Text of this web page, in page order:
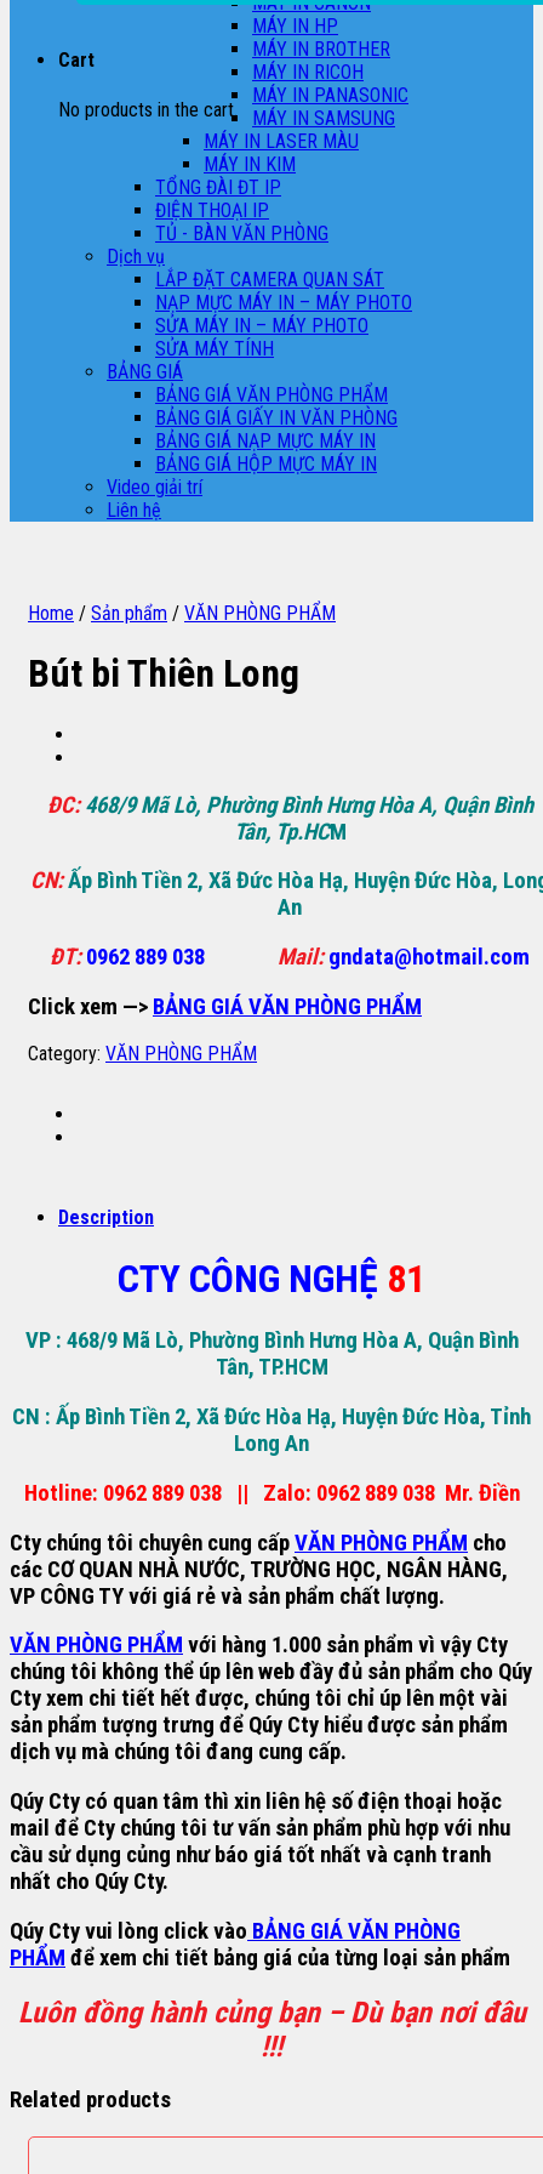
Cart
No products in the cart.
MÁY IN HP
MÁY IN BROTHER
MÁY IN RICOH
MÁY IN PANASONIC
MÁY IN SAMSUNG
MÁY IN LASER MÀU
MÁY IN KIM
TỔNG ĐÀI ĐT IP
ĐIỆN THOẠI IP
TỦ - BÀN VĂN PHÒNG
Dịch vụ
LẮP ĐẶT CAMERA QUAN SÁT
NẠP MỰC MÁY IN – MÁY PHOTO
SỬA MÁY IN – MÁY PHOTO
SỬA MÁY TÍNH
BẢNG GIÁ
BẢNG GIÁ VĂN PHÒNG PHẨM
BẢNG GIÁ GIẤY IN VĂN PHÒNG
BẢNG GIÁ NẠP MỰC MÁY IN
BẢNG GIÁ HỘP MỰC MÁY IN
Video giải trí
Liên hệ
Home / Sản phẩm / VĂN PHÒNG PHẨM
Bút bi Thiên Long
ĐC: 468/9 Mã Lò, Phường Bình Hưng Hòa A, Quận Bình
Tân, Tp.HCM
CN:Ấp Bình Tiền 2, Xã Đức Hòa Hạ, Huyện Đức Hòa,
An
ĐT: 0962 889 038 Mail: gndata@hotmail.com
Click xem —> BẢNG GIÁ VĂN PHÒNG PHẨM
Category: VĂN PHÒNG PHẨM
Description
CTY CÔNG NGHỆ 81
VP : 468/9 Mã Lò, Phường Bình Hưng Hòa A, Quận Bình
Tân, TP.HCM
CN : Ấp Bình Tiền 2, Xã Đức Hòa Hạ, Huyện Đức Hòa, Tỉnh
Long An
Hotline: 0962 889 038 || Zalo: 0962 889 038 Mr. Điền
Cty chúng tôi chuyên cung cấpVĂN PHÒNG PHẨM cho
các CƠ QUAN NHÀ NƯỚC, TRƯỜNG HỌC, NGÂN HÀNG,
VP CÔNG TY với giá rẻ và sản phẩm chất lượng.
VĂN PHÒNG PHẨM với hàng 1.000 sản phẩm vì vậy Cty
chúng tôi không thể úp lên web đầy đủ sản phẩm cho Qúy
Cty xem chi tiết hết được, chúng tôi chỉ úp lên một vài
sản phẩm tượng trưng để Qúy Cty hiểu được sản phẩm
dịch vụ mà chúng tôi đang cung cấp.
Qúy Cty có quan tâm thì xin liên hệ số điện thoại hoặc
mail để Cty chúng tôi tư vấn sản phẩm phù hợp với nhu
cầu sử dụng củng như báo giá tốt nhất và cạnh tranh
nhất cho Qúy Cty.
Qúy Cty vui lòng click vào BẢNG GIÁ VĂN PHÒNG
PHẨM để xem chi tiết bảng giá của từng loại sản phẩm
Luôn đồng hành củng bạn – Dù bạn nơi đâu
!!!
Related products